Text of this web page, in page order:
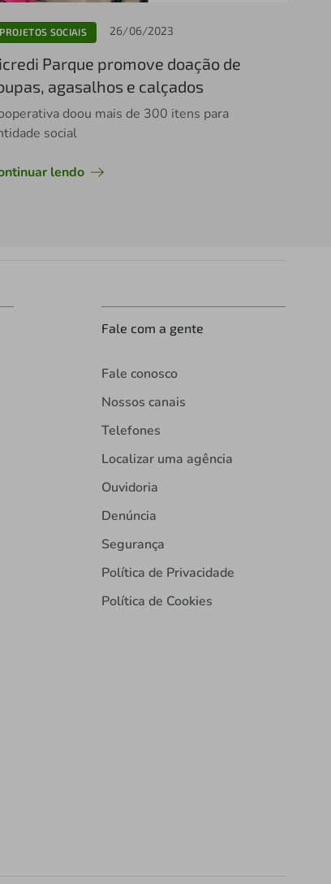
PROJETOS SOCIAIS 26/06/2023
Parque promove doação de
agasalhos e calçados
doou mais de 300 itens para
social
lendo
Fale com a gente
Fale conosco
Nossos canais
Telefones
Localizar uma agência
Ouvidoria
Denúncia
Segurança
Política de Privacidade
Política de Cookies